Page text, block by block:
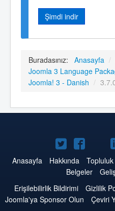
Şimdi indir
Buradasınız: Anasayfa /
Joomla 3 Language
Joomla! 3 - Danish /
Twitter'da
JoomlaJoomla
Anasayfa Hakkında Topluluk
Belgeler
Erişilebilirlik Bildirimi
Gizlilik
Joomla'ya Sponsor Olun
Çeviri